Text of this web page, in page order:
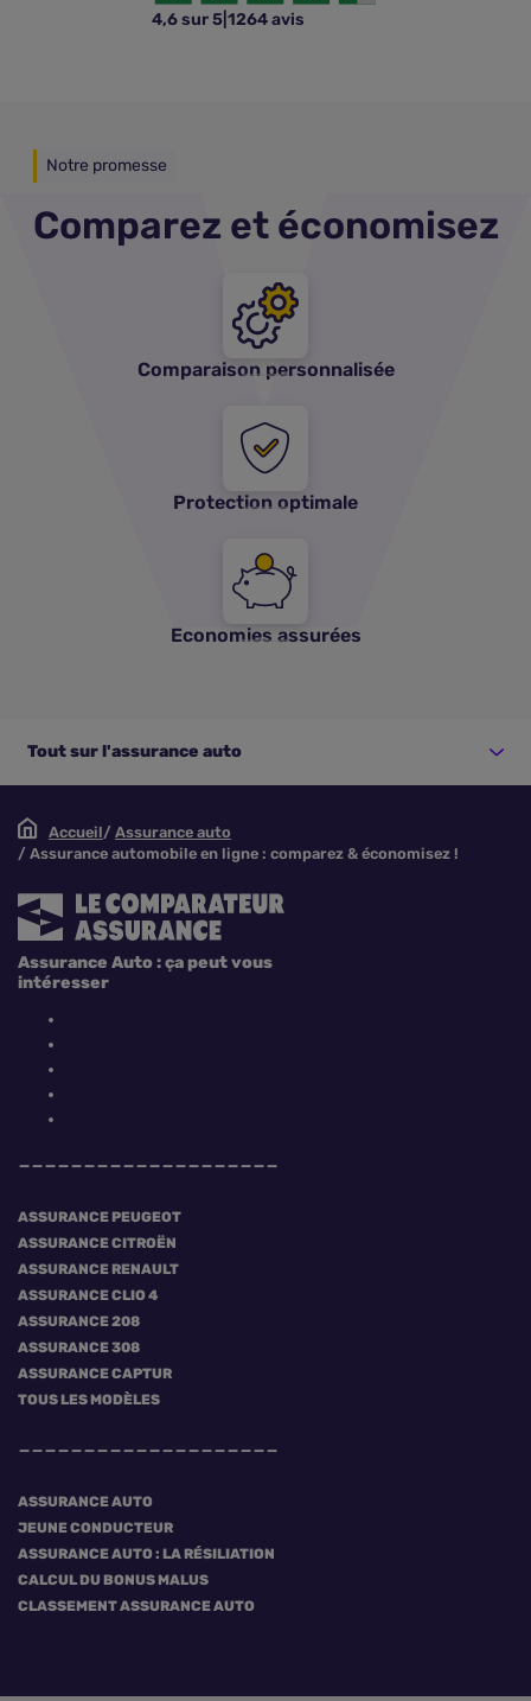
4,6 sur 5 1264 avis
Notre promesse
Comparez et économisez
Comparaison personnalisée
Protection optimale
Economies assurées
Tout sur l'assurance auto
Accueil
Assurance auto
Assurance automobile en ligne : comparez & économisez !
ASSURANCE PEUGEOT
ASSURANCE CITROËN
ASSURANCE RENAULT
ASSURANCE CLIO 4
ASSURANCE 208
ASSURANCE 308
ASSURANCE CAPTUR
TOUS LES MODÈLES
ASSURANCE AUTO
JEUNE CONDUCTEUR
ASSURANCE AUTO : LA RÉSILIATION
CALCUL DU BONUS MALUS
CLASSEMENT ASSURANCE AUTO
Assurance Auto : ça peut vous
intéresser